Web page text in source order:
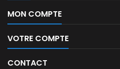
MON COMPTE
VOTRE COMPTE
CONTACT